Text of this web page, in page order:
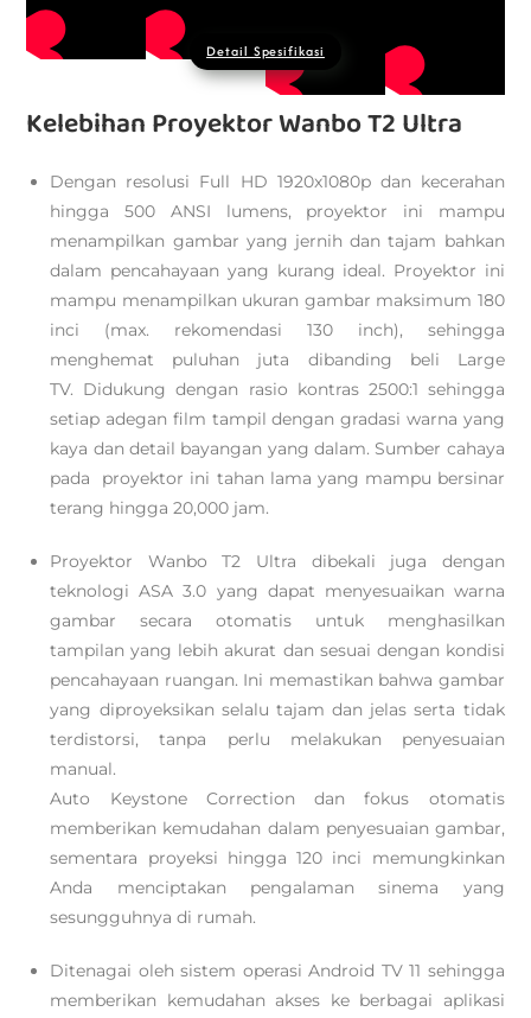
Detail Spesifikasi
Kelebihan Proyektor Wanbo T2 Ultra
Dengan resolusi Full HD 1920x1080p dan kecerahan
hingga 500 ANSI lumens, proyektor ini mampu
menampilkan gambar yang jernih dan tajam bahkan
dalam pencahayaan yang kurang ideal. Proyektor ini
mampu menampilkan ukuran gambar maksimum 180
inci (max. rekomendasi 130 inch), sehingga
menghemat puluhan juta dibanding beli Large
TV. Didukung dengan rasio kontras 2500:1 sehingga
setiap adegan film tampil dengan gradasi warna yang
kaya dan detail bayangan yang dalam. Sumber cahaya
pada proyektor ini tahan lama yang mampu bersinar
terang hingga 20,000 jam.
Proyektor Wanbo T2 Ultra dibekali juga dengan
teknologi ASA 3.0 yang dapat menyesuaikan warna
gambar secara otomatis untuk menghasilkan
tampilan yang lebih akurat dan sesuai dengan kondisi
pencahayaan ruangan. Ini memastikan bahwa gambar
yang diproyeksikan selalu tajam dan jelas serta tidak
terdistorsi, tanpa perlu melakukan penyesuaian
manual.
Auto Keystone Correction dan fokus otomatis
memberikan kemudahan dalam penyesuaian gambar,
sementara proyeksi hingga 120 inci memungkinkan
Anda menciptakan pengalaman sinema yang
sesungguhnya di rumah.
Ditenagai oleh sistem operasi Android TV 11 sehingga
memberikan kemudahan akses ke berbagai aplikasi